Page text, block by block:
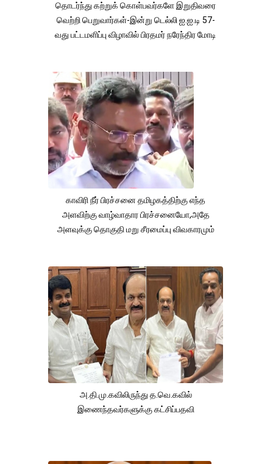
தொடர்ந்து கற்றுக் கொள்பவர்களே இறுதிவரை
வெற்றி பெறுவார்கள்-இன்று டெல்லி ஐ.ஐ.டி 57-
வது பட்டமளிப்பு விழாவில் பிரதமர் நரேந்திர மோடி
காவிரி நீர் பிரச்சனை தமிழகத்திற்கு எந்த
அளவிற்கு வாழ்வாதார பிரச்சனையோ,அதே
அளவுக்கு தொகுதி மறு சீரமைப்பு விவகாரமும்
அ.தி.மு.கவிலிருந்து த.வெ.கவில்
இணைந்தவர்களுக்கு கட்சிப்பதவி